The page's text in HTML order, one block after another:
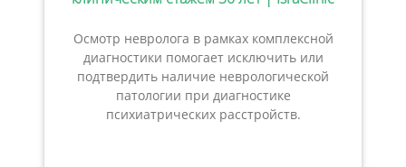
Осмотр невролога в рамках комплексной
диагностики помогает исключить или
подтвердить наличие неврологической
патологии при диагностике
психиатрических расстройств.